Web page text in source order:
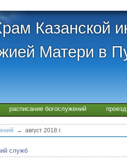
Казанской
Матери в
расписание богослужений
→ август 2018 г.
служб